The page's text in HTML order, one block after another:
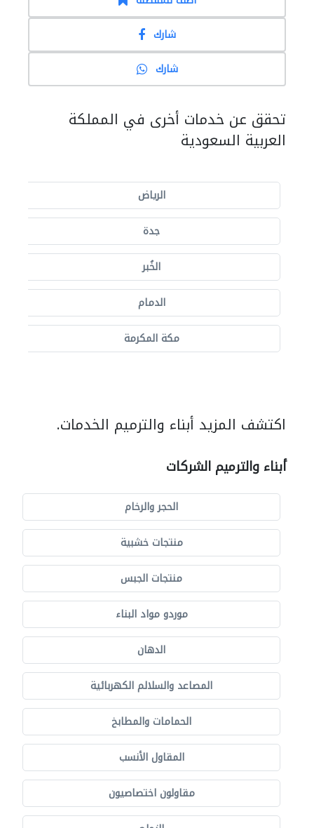
شارك
شارك
تحقق عن خدمات أخرى في المملكة
العربية السعودية
الرياض
جدة
الخُبر
الدمام
مكة المكرمة
اكتشف المزيد أبناء والترميم الخدمات.
أبناء والترميم الشركات
الحجر والرخام
منتجات خشبية
منتجات الجبس
موردو مواد البناء
الدهان
المصاعد والسلالم الكهربائية
الحمامات والمطابخ
المقاول الأنسب
مقاولون اختصاصيون